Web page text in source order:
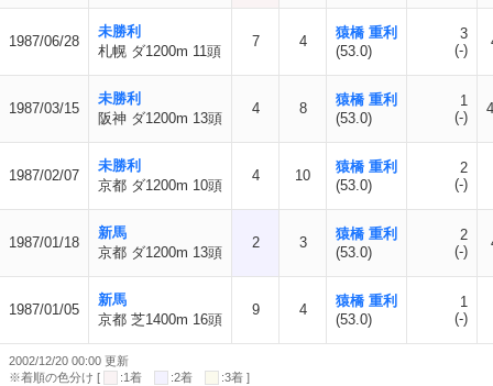
1987/06/28
未勝利
札幌 ダ1200m 11頭
7 4
猿橋 重利
(53.0)
3
(-)
1987/03/15
未勝利
阪神 ダ1200m 13頭
4 8
猿橋 重利
(53.0)
1
(-)
1987/02/07
未勝利
京都 ダ1200m 10頭
4 10
猿橋 重利
(53.0)
2
(-)
1987/01/18
新馬
京都 ダ1200m 13頭
2 3
猿橋 重利
(53.0)
2
(-)
1987/01/05
新馬
京都 芝1400m 16頭
9 4
猿橋 重利
(53.0)
1
(-)
2002/12/20 00:00 更新
※着順の色分け [
:1着 :2着
:3着 ]